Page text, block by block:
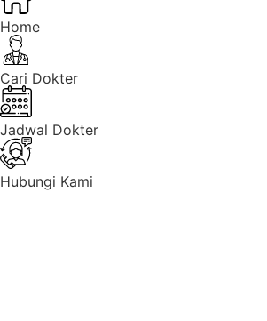
Home
Cari Dokter
Jadwal Dokter
Hubungi Kami